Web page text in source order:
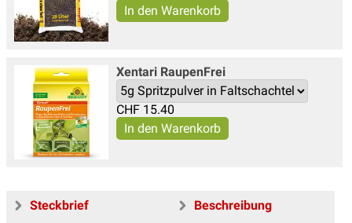
Xentari Raupen­Frei
CHF 15.40
Steckbrief
Beschreibung